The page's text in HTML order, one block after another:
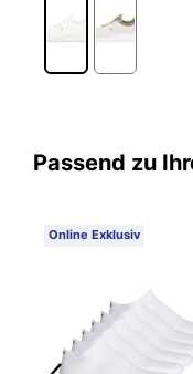
Passend zu
Online Exklusiv